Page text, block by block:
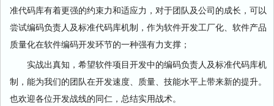
准代码库有着更强的约束力和适应力，对于团队及公司的成长，可以
尝试编码负责人及标准代码库机制，作为软件开发工厂化、软件产品
质量化在软件编码开发环节的一种强有力支撑；
实战出真知，希望软件项目开发中的编码负责人及标准代码库机
制，能为我们的团队在开发速度、质量、技能水平上带来新的提升。
也欢迎各位开发战线的同仁，总结实用战术。